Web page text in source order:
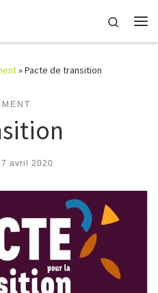
Search
»Pacte de transition
avril 2020